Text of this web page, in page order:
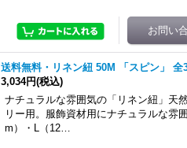
送料無料・リネン紐 50M 「スピン」 全
3,034円(税込)
ナチュラルな雰囲気の「リネン紐」天
リー用。服飾資材用にナチュラルな雰
m）・L（12…